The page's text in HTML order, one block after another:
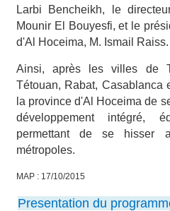
Larbi Bencheikh, le
Mounir El Bouyesfi, et le
d'Al Hoceima, M. Ismail Raiss.
Ainsi, après les villes de
Tétouan, Rabat, Casablanca
la province d'Al Hoceima de
développement intégré,
permettant de se hisser
métropoles.
MAP : 17/10/2015
Presentation du